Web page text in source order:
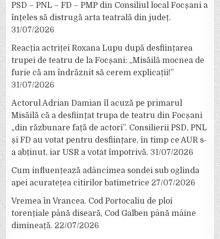
PSD – PNL – FD – PMP din Consiliul local Focșani a
înțeles să distrugă arta teatrală din județ.
31/07/2026
Reacția actriței Roxana Lupu după desființarea
trupei de teatru de la Focșani: „Misăilă mocnea de
furie că am îndrăznit să cerem explicații!”
31/07/2026
Actorul Adrian Damian îl acuză pe primarul
Misăilă că a desființat trupa de teatru din Focșani
„din răzbunare față de actori”. Consilierii PSD, PNL
și FD au votat pentru desființare, în timp ce AUR s-
a abținut, iar USR a votat împotrivă. 31/07/2026
Cum influențează adâncimea sondei sub oglinda
apei acuratețea citirilor batimetrice 27/07/2026
Vremea în Vrancea. Cod Portocaliu de ploi
torențiale până diseară, Cod Galben până mâine
dimineață. 22/07/2026